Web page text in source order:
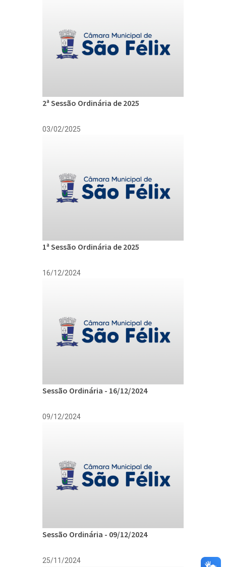
2ª Sessão Ordinária de 2025
03/02/2025
1ª Sessão Ordinária de 2025
16/12/2024
Sessão Ordinária - 16/12/2024
09/12/2024
Sessão Ordinária - 09/12/2024
25/11/2024